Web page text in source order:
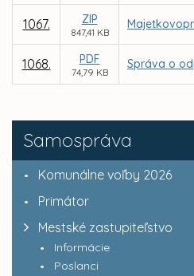
Samospráva
Komunálne voľby 2026
Primátor
Mestské zastupiteľstvo
Informácie
Poslanci
1067. ZIP
847,41 KB
1068. PDF
74,79 KB
Správa o